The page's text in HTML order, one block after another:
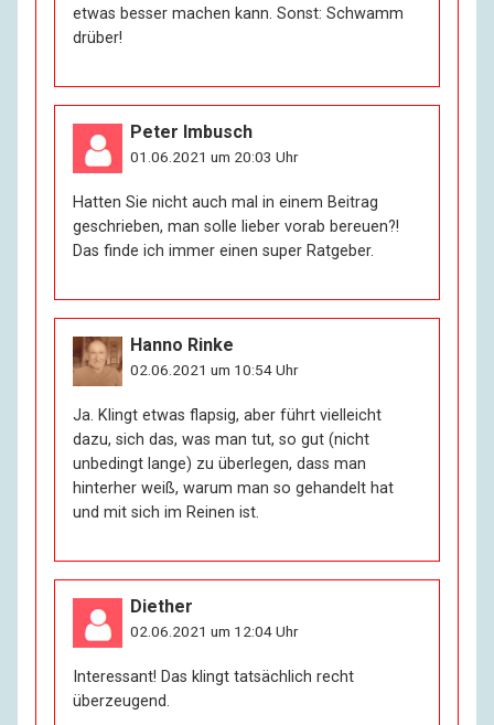
Vom Rheuma: nein, trotz nasser Parks und kühler
Nächte. Vom Alleinsein: ja. Familie hab’ ich nicht. Hier
im Haus kommt keine rechte Vertrautheit auf,
in einem die merkwürdigsten Gedanken. Ich hab’ gar
nicht so viel Angst davor, allein zu sterben, das auch,
aber das lässt sich ertragen. Eine andere Vorstellung
Dabei kann mir das doch ganz egal sein. Na ja. Da
gehen. Darin hab’ ich Gott sei Dank Übung.
Haben Sie auch noch sexuelle Kontakte?
Hin und wieder. Der Trieb ist kein Wasserhahn, den
man abstellen kann. Rohrbrüche gibt es zwar nicht
mehr, aber es tröpfelt noch.
R: Sind Sie bereit, mir davon zu erzählen?
Ja, deshalb sind Sie ja hier. – Ich erinnere mich noch
stattdessen Käufer wurde. Sehr fremd war das zuerst.
Aber dann gewöhnt man sich daran. Ich habe noch
etwas besser machen kann. Sonst: Schwamm
drüber!
Peter Imbusch
01.06.2021 um 20:03 Uhr
Hatten Sie nicht auch mal in einem Beitrag
geschrieben, man solle lieber vorab bereuen?!
Das finde ich immer einen super Ratgeber.
Hanno Rinke
02.06.2021 um 10:54 Uhr
Ja. Klingt etwas flapsig, aber führt vielleicht
dazu, sich das, was man tut, so gut (nicht
unbedingt lange) zu überlegen, dass man
hinterher weiß, warum man so gehandelt hat
und mit sich im Reinen ist.
Diether
02.06.2021 um 12:04 Uhr
Interessant! Das klingt tatsächlich recht
überzeugend.